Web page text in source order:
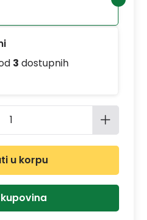
3 dostupnih
Unesite
u korpu